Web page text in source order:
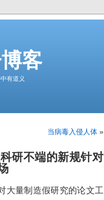
客
有道义
当病毒入侵人体 »
研不端的新规针对
大量制造假研究的论文工